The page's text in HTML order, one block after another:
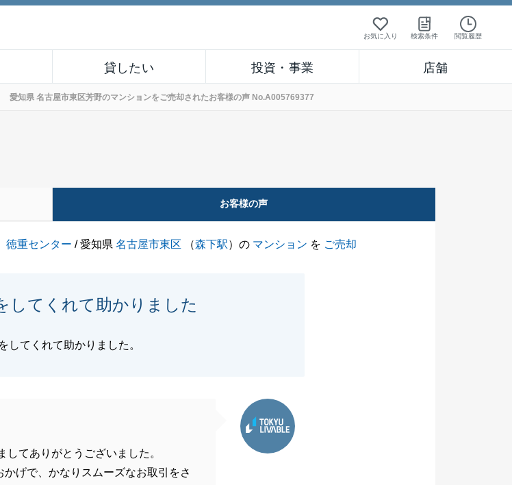
お気に入り 検索条件 閲覧履歴
貸したい 投資・事業 店舗
愛知県 名古屋市東区芳野のマンションをご売却されたお客様の声 No.A005769377
お客様の声
徳重センター / 愛知県名古屋市東区 （森下駅）の マンション を ご売却
してくれて助かりました
してくれて助かりました。
てありがとうございました。
げで、かなりスムーズなお取引をさ